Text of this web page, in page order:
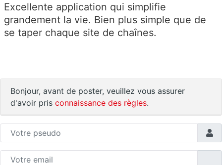
Excellente application qui simplifie
grandement la vie. Bien plus simple que de
se taper chaque site de chaînes.
Bonjour, avant de poster, veuillez vous assurer
d'avoir pris connaissance des règles.